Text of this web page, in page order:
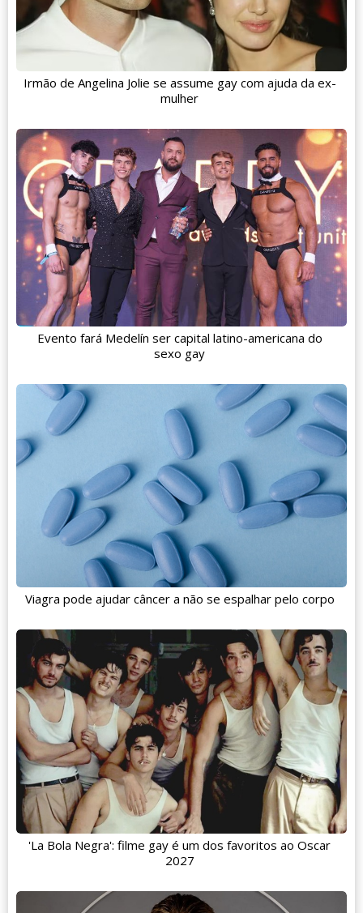
Irmão de Angelina Jolie se assume gay com ajuda da ex-
mulher
Evento fará Medelín ser capital latino-americana do
sexo gay
Viagra pode ajudar câncer a não se espalhar pelo corpo
'La Bola Negra': filme gay é um dos favoritos ao Oscar
2027